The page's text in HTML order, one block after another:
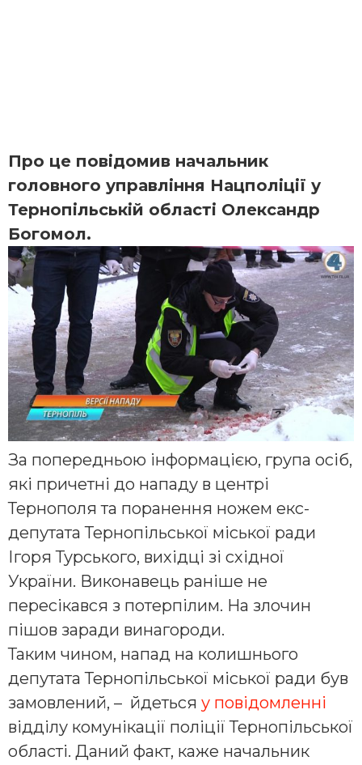
Про це повідомив начальник
головного управління Нацполіції у
Тернопільській області Олександр
Богомол.
За попередньою інформацією, група осіб,
які причетні до нападу в центрі
Тернополя та поранення ножем екс-
депутата Тернопільської міської ради
Ігоря Турського, вихідці зі східної
України. Виконавець раніше не
пересікався з потерпілим. На злочин
пішов заради винагороди.
Таким чином, напад на колишнього
депутата Тернопільської міської ради був
замовлений, – йдеться у повідомленні
відділу комунікації поліції Тернопільської
області. Даний факт, каже начальник